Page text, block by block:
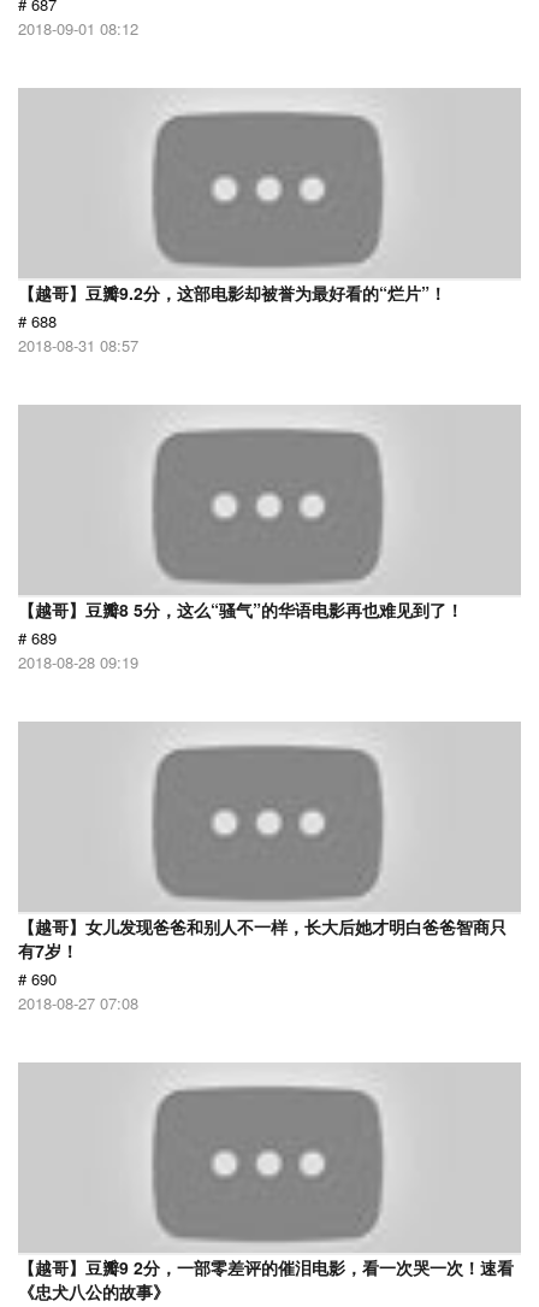
2018-09-01 08:12
【越哥】豆瓣9.2分，这部电影却被誉为最好看的“烂片”！
# 688
2018-08-31 08:57
【越哥】豆瓣8 5分，这么“骚气”的华语电影再也难见到了！
# 689
2018-08-28 09:19
【越哥】女儿发现爸爸和别人不一样，长大后她才明白爸爸智商只
有7岁！
# 690
2018-08-27 07:08
【越哥】豆瓣9 2分，一部零差评的催泪电影，看一次哭一次！速看
《忠犬八公的故事》